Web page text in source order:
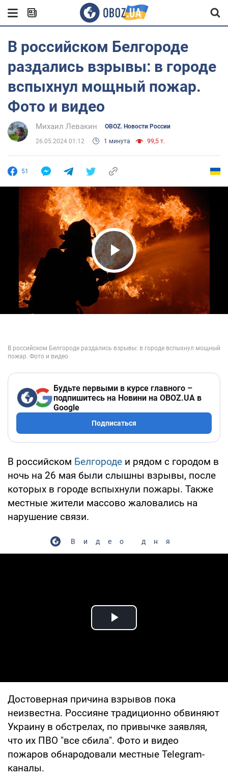
В российском Белгороде
раздались взрывы: в городе
вспыхнул мощный пожар.
Фото и видео
Михаил Левакин OBOZ. Новости России
26.05.2024 01:12 1 минута 99,5 т.
51
Play Video
Будьте первыми в курсе главного –
подпишитесь на Новини на OBOZ.UA в
Google
Подписаться
В российском Белгороде и рядом с городом в
ночь на 26 мая были слышны взрывы, после
которых в городе вспыхнули пожары. Также
местные жители массово жаловались на
нарушение связи.
Видео дня
Play Video
Достоверная причина взрывов пока
неизвестна. Россияне традиционно обвиняют
Украину в обстрелах, по привычке заявляя,
что их ПВО "все сбила". Фото и видео
пожаров обнародовали местные Telegram-
каналы.